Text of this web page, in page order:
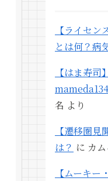
【ライセ
とは何？病
【はま寿
名 より
【遷移圏
は？ に カム
【ムーキ